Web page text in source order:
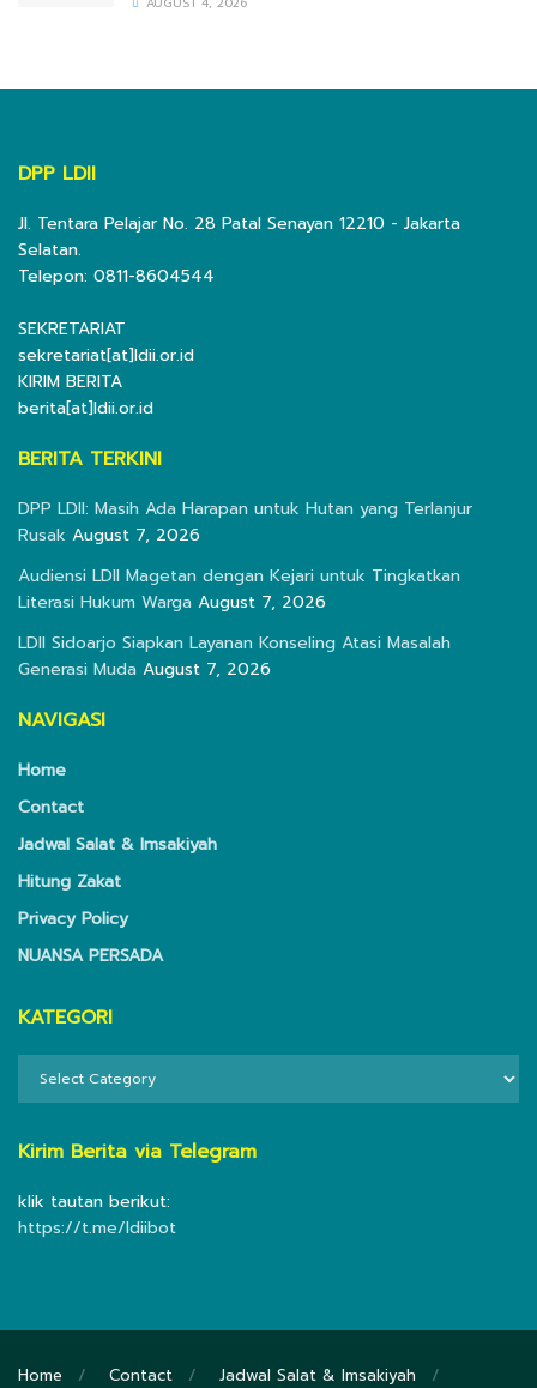
DPP LDII
Jl. Tentara Pelajar No. 28 Patal Senayan 12210 - Jakarta
Selatan.
Telepon: 0811-8604544
SEKRETARIAT
sekretariat[at]ldii.or.id
KIRIM BERITA
berita[at]ldii.or.id
BERITA TERKINI
DPP LDII: Masih Ada Harapan untuk Hutan yang Terlanjur
Rusak August 7, 2026
Audiensi LDII Magetan dengan Kejari untuk Tingkatkan
Literasi Hukum Warga August 7, 2026
LDII Sidoarjo Siapkan Layanan Konseling Atasi Masalah
Generasi Muda August 7, 2026
NAVIGASI
Home
Contact
Jadwal Salat & Imsakiyah
Hitung Zakat
Privacy Policy
NUANSA PERSADA
KATEGORI
Kirim Berita via Telegram
klik tautan berikut:
https://t.me/ldiibot
Home Contact Jadwal Salat & Imsakiyah